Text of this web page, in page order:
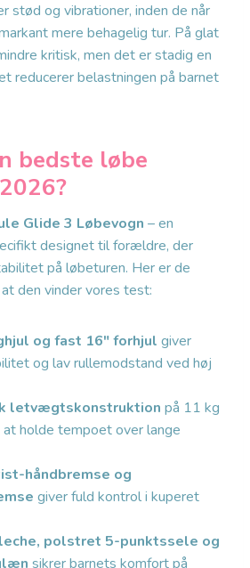
stød og vibrationer, inden de når
mere behagelig tur. På glat
kritisk, men det er stadig en
reducerer belastningen på barnet
bedste løbe
Glide 3 Løbevogn – en
designet til forældre, der
på løbeturen. Her er de
den vinder vores test:
og fast 16″ forhjul giver
og lav rullemodstand ved høj
letvægtskonstruktion på 11 kg
holde tempoet over lange
håndbremse og
giver fuld kontrol i kuperet
polstret 5-punktssele og
sikrer barnets komfort på